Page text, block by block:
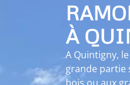
À
A Quintigny,
grande partie